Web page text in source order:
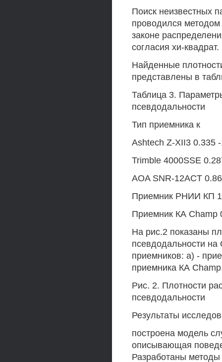
Поиск неизвестных
проводился
законе
согласия хи-квадрат.
Найденные
представлены в
Таблица 3.
псевдодальности
Тип приемника к
Ashtech Z-XII3 0.335
Trimble 4000SSE
AOA SNR-12ACT
Приемник РНИИ КП
Приемник КА Champ
На рис.2 показаны
псевдодальности
приемников: а) -
приемника КА
Рис. 2. Плотности
псевдодальности
Результаты
построена модель
описывающая
Разработаны